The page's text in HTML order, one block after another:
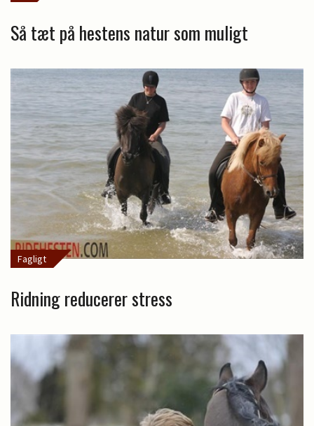
Så tæt på hestens natur som muligt
Fagligt
Ridning reducerer stress